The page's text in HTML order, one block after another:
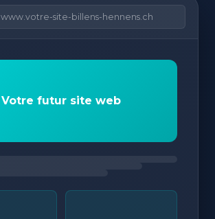
www.votre-site-billens-hennens.ch
Votre futur site web